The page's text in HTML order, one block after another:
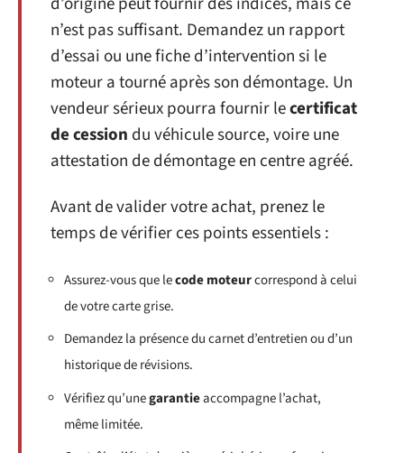
n’est pas suffisant. Demandez un rapport
d’essai ou une fiche d’intervention si le
moteur a tourné après son démontage. Un
vendeur sérieux pourra fournir lecertificat
de cession du véhicule source, voire une
attestation de démontage en centre agréé.
Avant de valider votre achat, prenez le
temps de vérifier ces points essentiels :
Assurez-vous que lecode moteurcorrespond à celui
de votre carte grise.
Demandez la présence du carnet d’entretien ou d’un
historique de révisions.
Vérifiez qu’unegarantieaccompagne l’achat,
même limitée.